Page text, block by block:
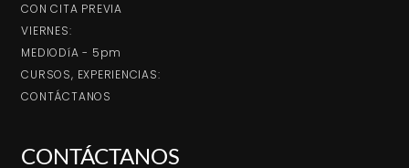
CON CITA PREVIA
VIERNES:
MEDIODíA - 5pm
CURSOS, EXPERIENCIAS:
CONTÁCTANOS
CONTÁCTANOS